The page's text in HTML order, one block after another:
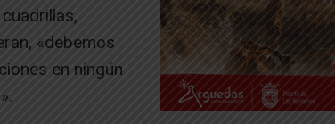
«debemos
en ningún